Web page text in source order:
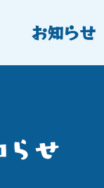
お知らせ